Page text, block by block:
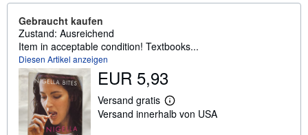
Gebraucht kaufen
Zustand: Ausreichend
Item in acceptable condition! Textbooks...
Diesen Artikel anzeigen
EUR 5,93
Versand gratis
W
e
Versand innerhalb von USA